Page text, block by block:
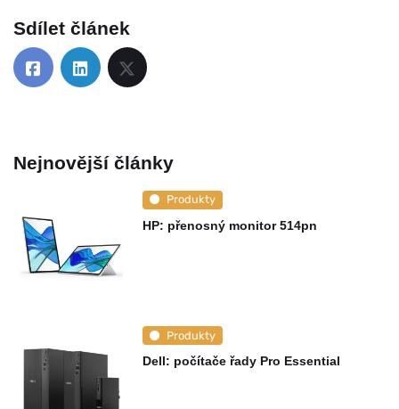
Sdílet článek
Nejnovější články
Produkty
HP: přenosný monitor 514pn
Produkty
Dell: počítače řady Pro Essential